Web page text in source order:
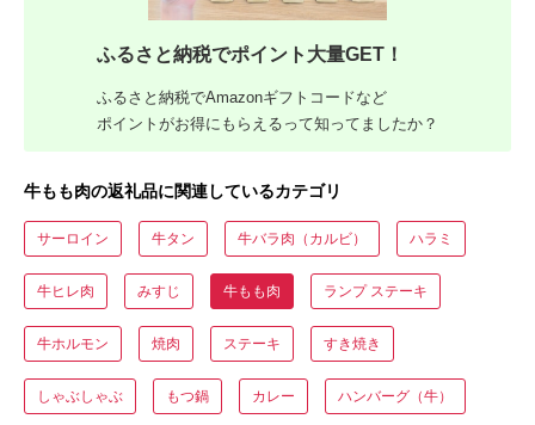
ふるさと納税でポイント大量GET！
ふるさと納税でAmazonギフトコードなど
ポイントがお得にもらえるって知ってましたか？
牛もも肉の返礼品に関連しているカテゴリ
サーロイン 牛タン 牛バラ肉（カルビ） ハラミ
牛ヒレ肉 みすじ 牛もも肉 ランプ ステーキ
牛ホルモン 焼肉 ステーキ すき焼き
しゃぶしゃぶ もつ鍋 カレー ハンバーグ（牛）